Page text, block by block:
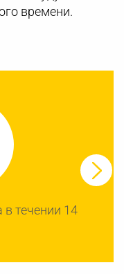
времени.
в течении 14